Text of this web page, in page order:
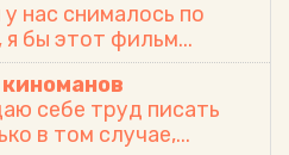
о
нас снималось по
бы этот фильм...
себе труд писать
в том случае,...